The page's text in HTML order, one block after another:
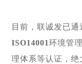
目前，联诚发已通
ISO14001环境管
理体系等认证，绝